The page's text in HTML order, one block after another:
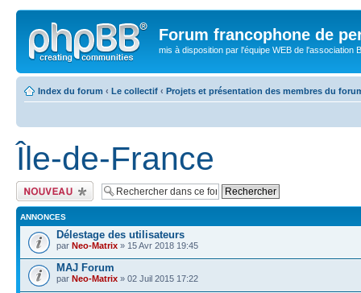
Forum francophone de
mis à disposition par l'équipe WEB de l'association
Index du forum ‹ Le collectif ‹ Projets et présentation des membres du
Île-de-France
Publier un nouveau
sujet
ANNONCES
Délestage des utilisateurs
par Neo-Matrix » 15 Avr 2018 19:45
MAJ Forum
par Neo-Matrix » 02 Juil 2015 17:22